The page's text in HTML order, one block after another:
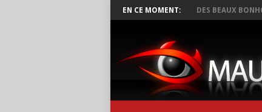
EN CE MOMENT: DES BEAUX